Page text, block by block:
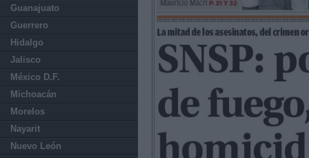
Guanajuato
Guerrero
Hidalgo
Jalisco
México D.F.
Michoacán
Morelos
Nayarit
Nuevo León